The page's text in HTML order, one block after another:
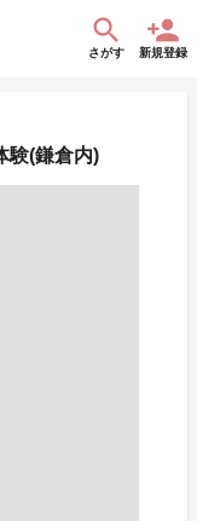
さがす 新規登録
(鎌倉内)